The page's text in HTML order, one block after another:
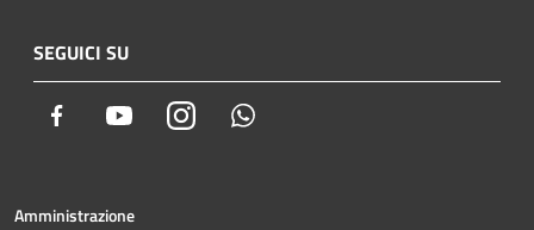
SEGUICI SU
Facebook YoutubeInstagram
Amministrazione